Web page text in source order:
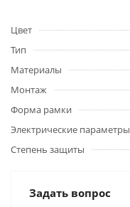
Цвет
Тип
Материалы
Монтаж
Форма рамки
Электрические параметры
Степень защиты
Задать вопрос